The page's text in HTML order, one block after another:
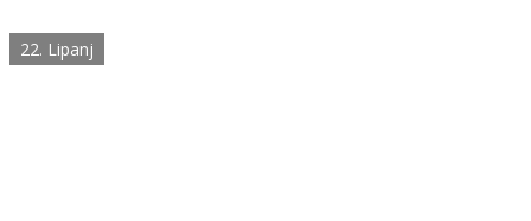
Sonkoviću i Dubravi
22. Lipanj